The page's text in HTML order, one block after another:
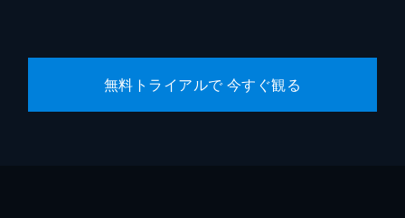
無料トライアルで 今すぐ観る